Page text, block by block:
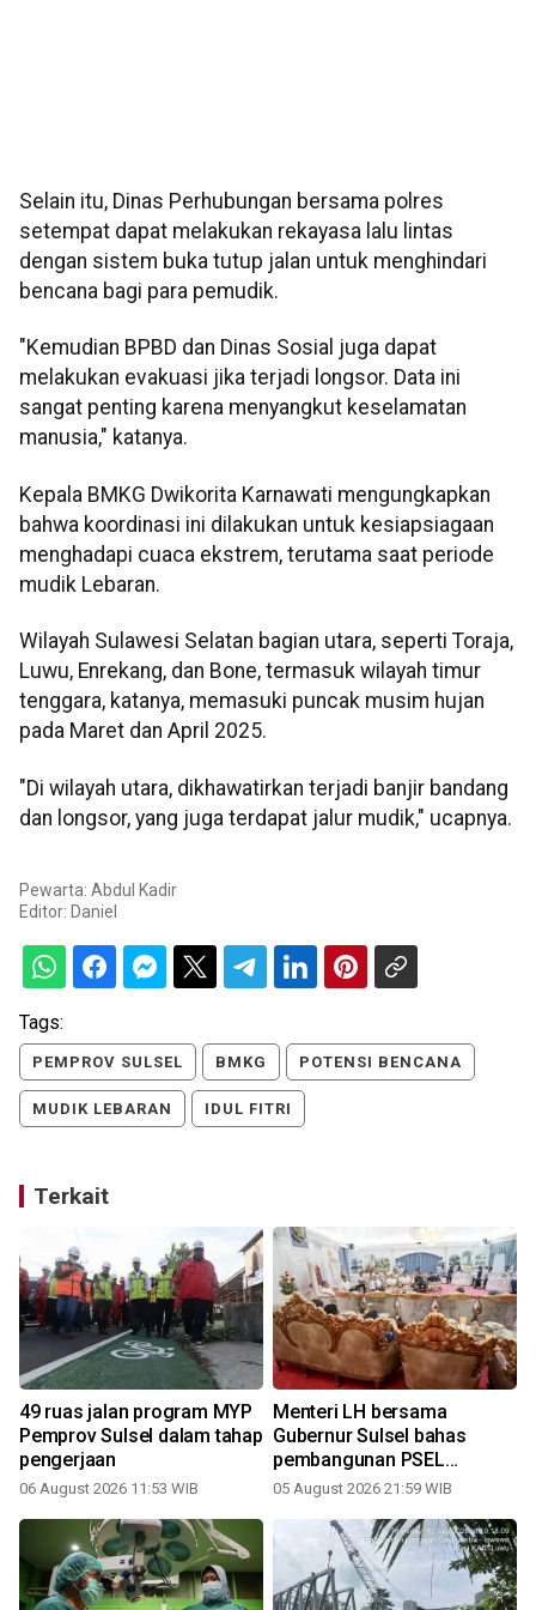
Selain itu, Dinas Perhubungan bersama polres
setempat dapat melakukan rekayasa lalu lintas
dengan sistem buka tutup jalan untuk menghindari
bencana bagi para pemudik.
"Kemudian BPBD dan Dinas Sosial juga dapat
melakukan evakuasi jika terjadi longsor. Data ini
sangat penting karena menyangkut keselamatan
manusia," katanya.
Kepala BMKG Dwikorita Karnawati mengungkapkan
bahwa koordinasi ini dilakukan untuk kesiapsiagaan
menghadapi cuaca ekstrem, terutama saat periode
mudik Lebaran.
Wilayah Sulawesi Selatan bagian utara, seperti Toraja,
Luwu, Enrekang, dan Bone, termasuk wilayah timur
tenggara, katanya, memasuki puncak musim hujan
pada Maret dan April 2025.
"Di wilayah utara, dikhawatirkan terjadi banjir bandang
dan longsor, yang juga terdapat jalur mudik," ucapnya.
Pewarta: Abdul Kadir
Editor: Daniel
Tags:
PEMPROV SULSEL BMKG POTENSI BENCANA
MUDIK LEBARAN IDUL FITRI
Terkait
49 ruas jalan program MYP
Pemprov Sulsel dalam tahap
pengerjaan
06 August 2026 11:53 WIB
Menteri LH bersama
Gubernur Sulsel bahas
pembangunan PSEL
Mamminasata
05 August 2026 21:59 WIB